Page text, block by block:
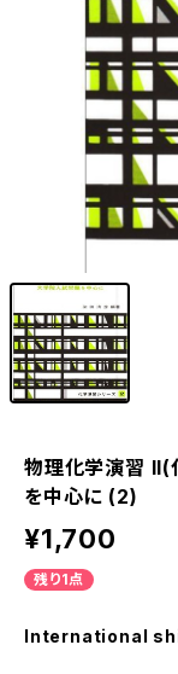
物理化学演習 II(
を中心に (2)
¥1,700
残り1点
International